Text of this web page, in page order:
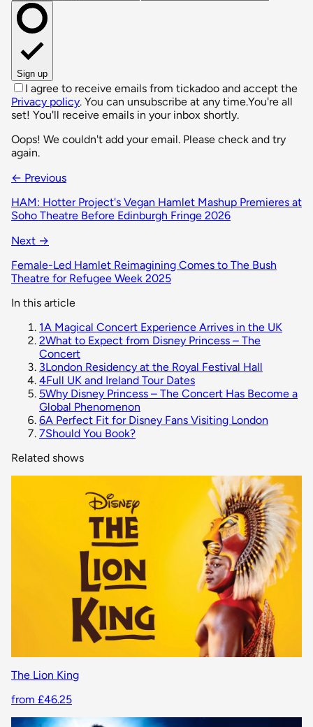
Sign up
I agree to receive emails from tickadoo and accept the
Privacy policy. You can unsubscribe at any time.You're all
set! You'll receive emails in your inbox shortly.
Oops! We couldn't add your email. Please check and try
again.
← Previous
HAM: Hotter Project's Vegan Hamlet Mashup Premieres at
Soho Theatre Before Edinburgh Fringe 2026
Next →
Female-Led Hamlet Reimagining Comes to The Bush
Theatre for Refugee Week 2025
In this article
1A Magical Concert Experience Arrives in the UK
2What to Expect from Disney Princess – The
Concert
3London Residency at the Royal Festival Hall
4Full UK and Ireland Tour Dates
5Why Disney Princess – The Concert Has Become a
Global Phenomenon
6A Perfect Fit for Disney Fans Visiting London
7Should You Book?
Related shows
The Lion King
from £46.25